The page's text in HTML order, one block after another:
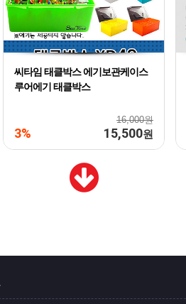
씨타임 태클박스 에기보관케이스
루어에기 태클박스
16,000원
3% 15,500원